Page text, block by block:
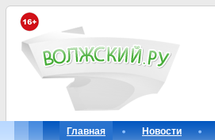
Главная Новости